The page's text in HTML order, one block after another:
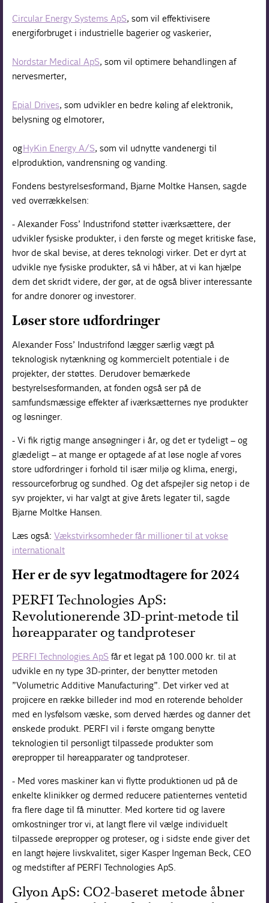
Circular Energy Systems ApS, som vil effektivisere
energiforbruget i industrielle bagerier og vaskerier,
Nordstar Medical ApS, som vil optimere behandlingen af
nervesmerter,
Epial Drives, som udvikler en bedre køling af elektronik,
belysning og elmotorer,
ogHyKin Energy A/S, som vil udnytte vandenergi til
elproduktion, vandrensning og vanding.
Fondens bestyrelsesformand, Bjarne Moltke Hansen, sagde
ved overrækkelsen:
- Alexander Foss’ Industrifond støtter iværksættere, der
udvikler fysiske produkter, i den første og meget kritiske fase,
hvor de skal bevise, at deres teknologi virker. Det er dyrt at
udvikle nye fysiske produkter, så vi håber, at vi kan hjælpe
dem det skridt videre, der gør, at de også bliver interessante
for andre donorer og investorer.
Løser store udfordringer
Alexander Foss’ Industrifond lægger særlig vægt på
teknologisk nytænkning og kommercielt potentiale i de
projekter, der støttes. Derudover bemærkede
bestyrelsesformanden, at fonden også ser på de
samfundsmæssige effekter af iværksætternes nye produkter
og løsninger.
- Vi fik rigtig mange ansøgninger i år, og det er tydeligt – og
glædeligt – at mange er optagede af at løse nogle af vores
store udfordringer i forhold til især miljø og klima, energi,
ressourceforbrug og sundhed. Og det afspejler sig netop i de
syv projekter, vi har valgt at give årets legater til, sagde
Bjarne Moltke Hansen.
Læs også:Vækstvirksomheder får millioner til at vokse
internationalt
Her er de syv legatmodtagere for 2024
PERFI Technologies ApS:
Revolutionerende 3D-print-metode til
høreapparater og tandproteser
PERFI Technologies ApS får et legat på 100.000 kr. til at
udvikle en ny type 3D-printer, der benytter metoden
”Volumetric Additive Manufacturing”. Det virker ved at
projicere en række billeder ind mod en roterende beholder
med en lysfølsom væske, som derved hærdes og danner det
ønskede produkt. PERFI vil i første omgang benytte
teknologien til personligt tilpassede produkter som
ørepropper til høreapparater og tandproteser.
- Med vores maskiner kan vi flytte produktionen ud på de
enkelte klinikker og dermed reducere patienternes ventetid
fra flere dage til få minutter. Med kortere tid og lavere
omkostninger tror vi, at langt flere vil vælge individuelt
tilpassede ørepropper og proteser, og i sidste ende giver det
en langt højere livskvalitet, siger Kasper Ingeman Beck, CEO
og medstifter af PERFI Technologies ApS.
Glyon ApS: CO2-baseret metode åbner